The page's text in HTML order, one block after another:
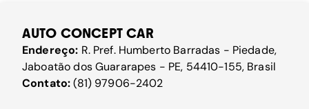
AUTO CONCEPT CAR
Endereço: R. Pref. Humberto Barradas - Piedade,
Jaboatão dos Guararapes - PE, 54410-155, Brasil
Contato:(81) 97906-2402